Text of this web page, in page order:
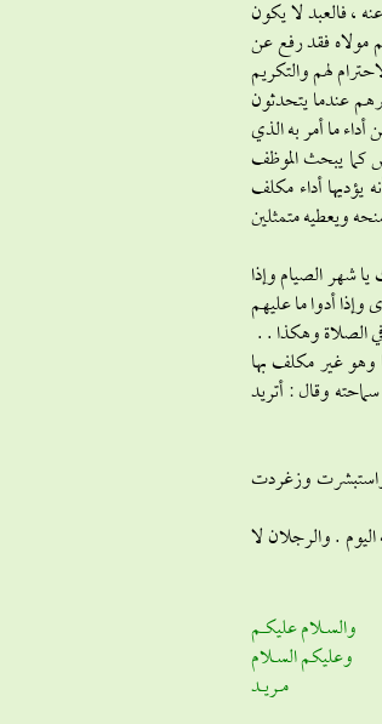
، فالعبد لا يكون
مولاه فقد رفع عن
لهم والتكريم
عندما يتحدثون
ما أمر به الذي
كما يبحث الموظف
يؤديها أداء مكلف
ويعطيه متمثلين
شهر الصيام وإذا
أدوا ما عليهم
الصلاة وهكذا . .
وهو غير مكلف بها
وقال : أتريد
واستبشرت وزغردت
. والرجلان لا
والسـلام عليكـم
وعليكم السـلام
مـريـد